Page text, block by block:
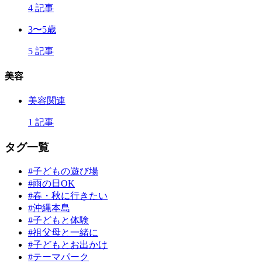
4 記事
3〜5歳
5 記事
美容
美容関連
1 記事
タグ一覧
#子どもの遊び場
#雨の日OK
#春・秋に行きたい
#沖縄本島
#子どもと体験
#祖父母と一緒に
#子どもとお出かけ
#テーマパーク